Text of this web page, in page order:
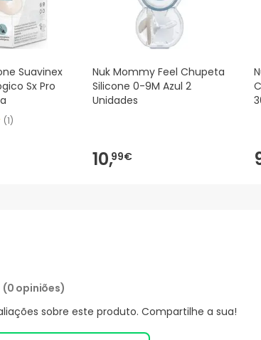
Suavinex
Sx Pro
(1)
Nuk Mommy Feel Chupeta
Silicone 0-9M Azul 2
Unidades
10,99€
(0 opiniões)
sobre este produto. Compartilhe a sua!